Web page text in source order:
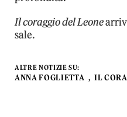
Il coraggio del Leone
sale.
ALTRE NOTIZIE SU:
ANNA FOGLIETTA IL